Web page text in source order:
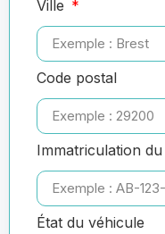
Ville
Code postal
Immatriculation
État du véhicule